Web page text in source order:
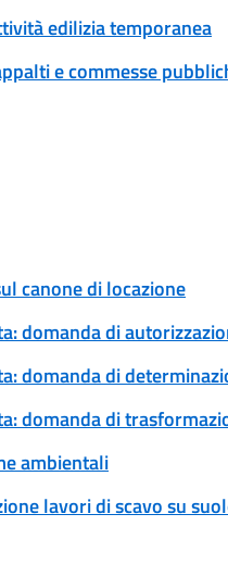
edilizia temporanea
e commesse
canone di locazione
domanda di
domanda di
domanda di
ambientali
lavori di scavo su